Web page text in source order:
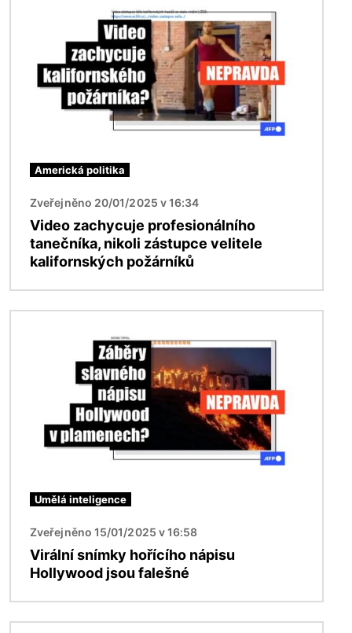
Americká politika
Zveřejněno 20/01/2025 v 16:34
Video zachycuje profesionálního
tanečníka, nikoli zástupce velitele
kalifornských požárníků
Umělá inteligence
Zveřejněno 15/01/2025 v 16:58
Virální snímky hořícího nápisu
Hollywood jsou falešné